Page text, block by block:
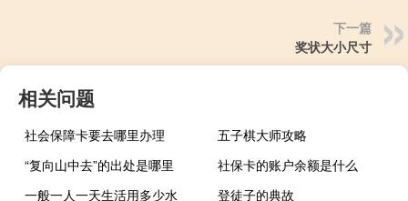
下一篇
奖状大小尺寸
相关问题
社会保障卡要去哪里办理
五子棋大师攻略
“复向山中去”的出处是哪里
社保卡的账户余额是什么
一般一人一天生活用多少水
登徒子的典故